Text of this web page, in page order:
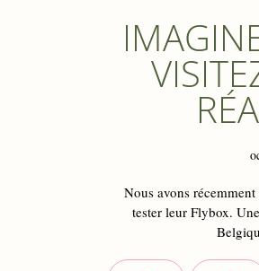
Nous avons
tester leur Flybox.